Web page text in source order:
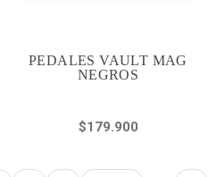
PEDALES VAULT MAG
NEGROS
$179.900